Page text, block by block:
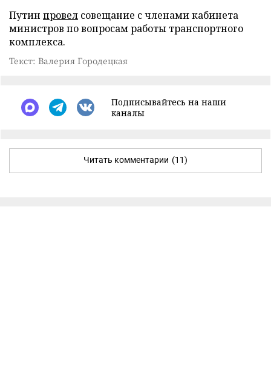
Путин провел совещание с членами кабинета
министров по вопросам работы транспортного
комплекса.
Текст: Валерия Городецкая
Подписывайтесь на наши
каналы
Читать комментарии (11)